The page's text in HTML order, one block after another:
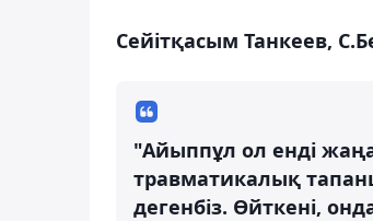
Сейітқасым Танкеев,
"Айыппұл ол енді
травматикалық
дегенбіз. Өйткені,